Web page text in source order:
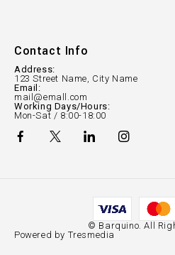
Contact Info
Address:
123 Street Name, City Name
Email:
mail@emall.com
Working Days/Hours:
Mon-Sat / 8:00-18:00
© Barquino. All
Powered by Tresmedia